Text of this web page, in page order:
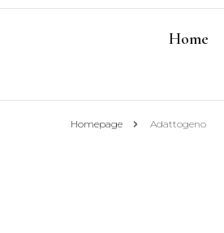
Home
Homepage Adattogeno